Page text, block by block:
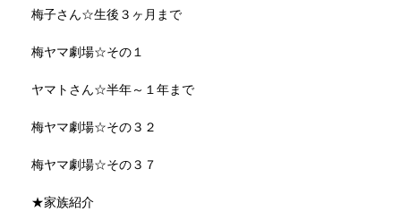
梅子さん☆生後３ヶ月まで
梅ヤマ劇場☆その１
ヤマトさん☆半年～１年まで
梅ヤマ劇場☆その３２
梅ヤマ劇場☆その３７
★家族紹介